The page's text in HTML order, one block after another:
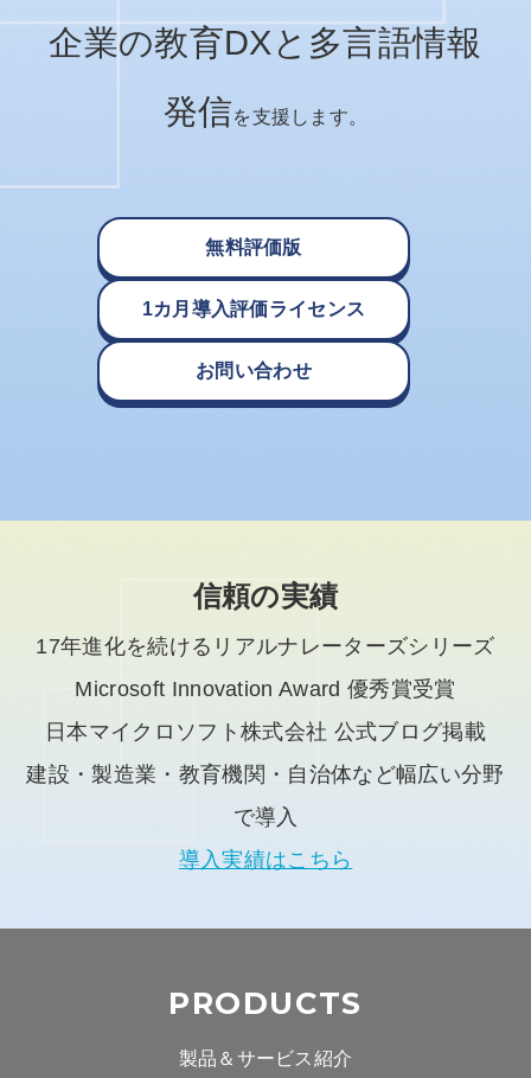
企業の教育DXと多言語情報
発信を支援します。
無料評価版
1カ月導入評価ライセンス
お問い合わせ
信頼の実績
17年進化を続けるリアルナレーターズシリーズ
Microsoft Innovation Award 優秀賞受賞
日本マイクロソフト株式会社 公式ブログ掲載
建設・製造業・教育機関・自治体など幅広い分野
で導入
導入実績はこちら
PRODUCTS
製品＆サービス紹介